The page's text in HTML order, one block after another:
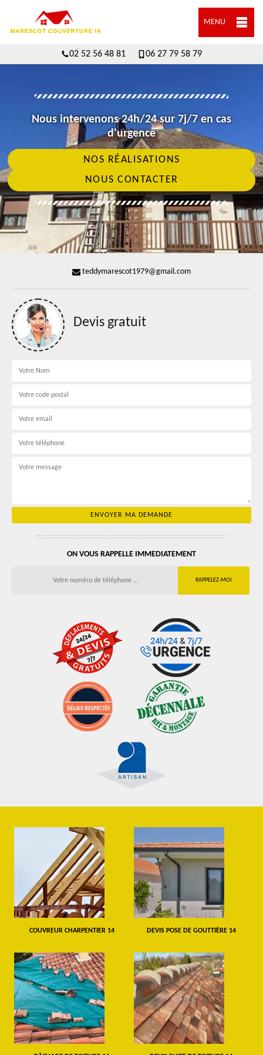
MENU
02 52 56 48 81 06 27 79 58 79
Nous intervenons 24h/24 sur 7j/7 en cas
d'urgence
NOS RÉALISATIONS
NOUS CONTACTER
teddymarescot1979@gmail.com
Devis gratuit
ON VOUS RAPPELLE IMMEDIATEMENT
COUVREUR CHARPENTIER 14 DEVIS POSE DE GOUTTIÈRE 14